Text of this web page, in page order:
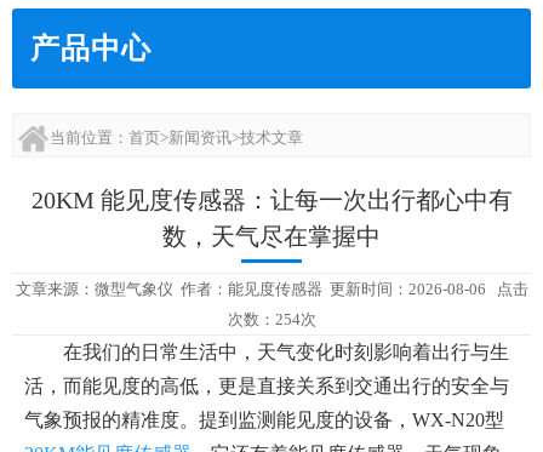
产品中心
当前位置： 首页>新闻资讯>技术文章
20KM 能见度传感器：让每一次出行都心中有
数，天气尽在掌握中
文章来源： 微型气象仪 作者： 能见度传感器 更新时间：2026-08-06 点击
次数：254次
在我们的日常生活中，天气变化时刻影响着出行与生
活，而能见度的高低，更是直接关系到交通出行的安全与
气象预报的精准度。提到监测能见度的设备，WX-N20型